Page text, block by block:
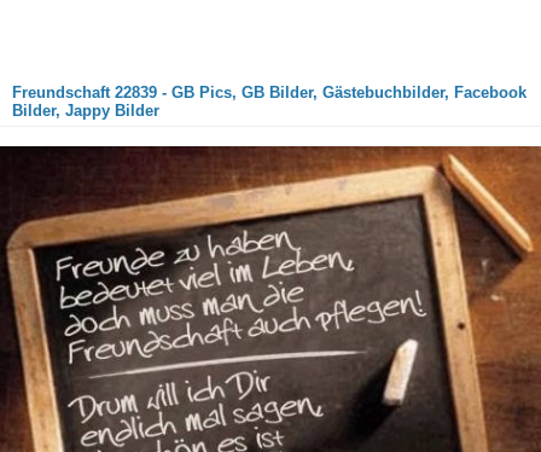
Freundschaft 22839 - GB Pics, GB Bilder, Gästebuchbilder, Facebook
Bilder, Jappy Bilder